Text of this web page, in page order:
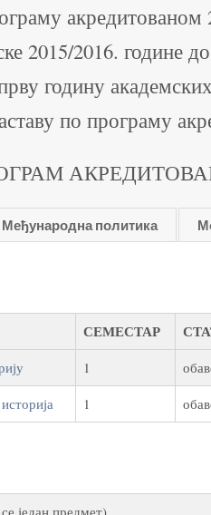
акредитованом
2015/2016. године
годину
по програму
АКРЕДИТОВАН
политика
СЕМЕСТАР
1
1
један предмет)